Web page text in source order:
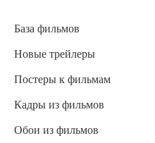
База фильмов
Новые трейлеры
Постеры к фильмам
Кадры из фильмов
Обои из фильмов